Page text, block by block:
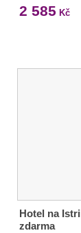
2 585 Kč
Hotel na
zdarma